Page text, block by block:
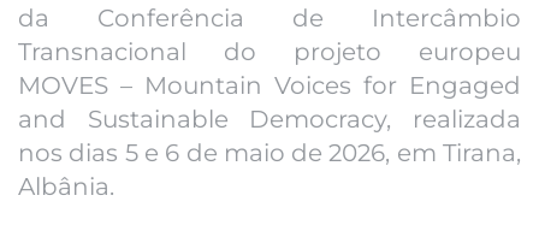
da Conferência de Intercâmbio
Transnacional do projeto europeu
MOVES – Mountain Voices for Engaged
and Sustainable Democracy, realizada
nos dias 5 e 6 de maio de 2026, em Tirana,
Albânia.